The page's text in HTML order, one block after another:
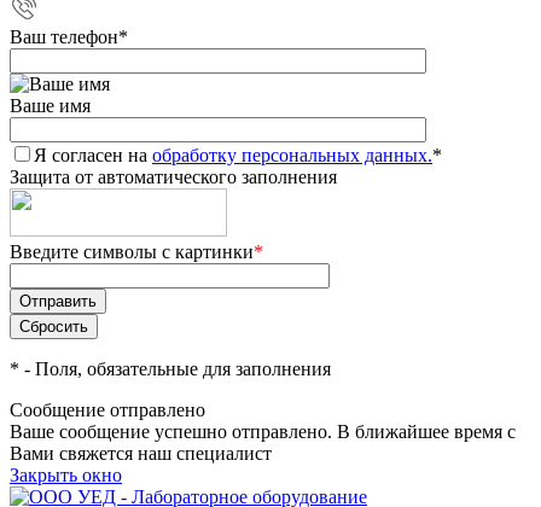
Ваш телефон*
Ваше имя
Я согласен на обработку персональных данных.*
Защита от автоматического заполнения
Введите символы с картинки*
* - Поля, обязательные для заполнения
Сообщение отправлено
Ваше сообщение успешно отправлено. В ближайшее время с
Вами свяжется наш специалист
Закрыть окно